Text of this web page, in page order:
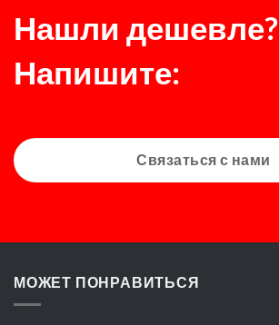
Нашли дешевле?
Напишите:
Связаться с нами
МОЖЕТ ПОНРАВИТЬСЯ